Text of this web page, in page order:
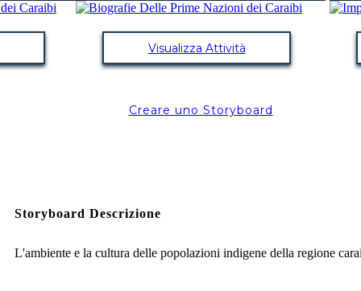
Visualizza Attività
Creare uno Storyboard
Storyboard Descrizione
L'ambiente e la cultura delle popolazioni indigene della regione